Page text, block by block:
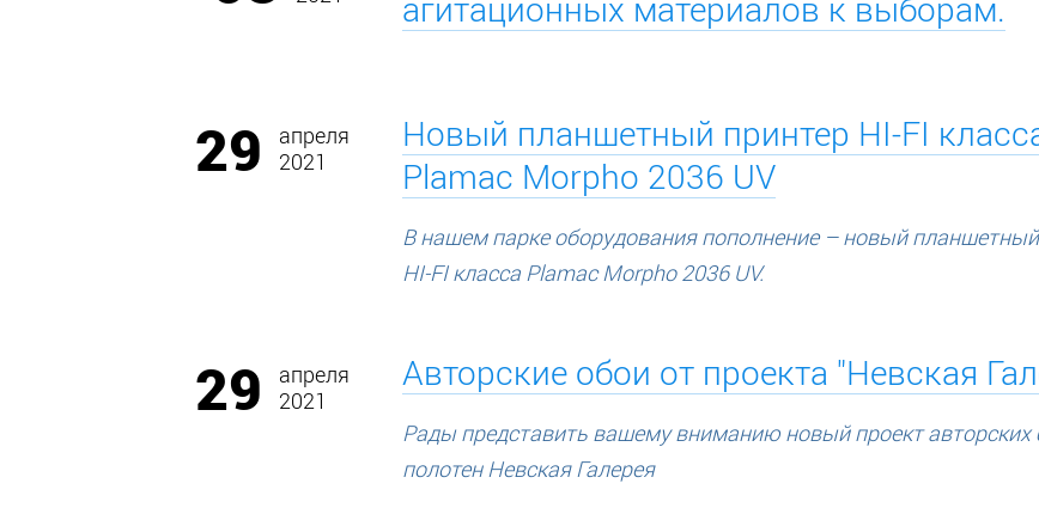
агитационных материалов к выборам.
29
апреля
2021
Новый планшетный принтер HI-FI
Plamac Morpho 2036 UV
В нашем парке оборудования пополнение – новый планшетный
HI-FI класса Plamac Morpho 2036 UV.
29
апреля
2021
Авторские обои от проекта "Невская
Рады представить вашему вниманию новый проект
полотен Невская Галерея